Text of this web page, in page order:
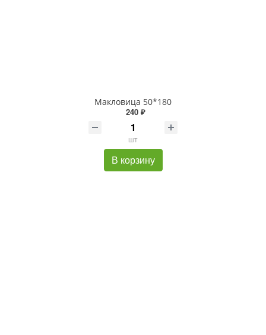
Макловица 50*180
240 ₽
шт
В корзину